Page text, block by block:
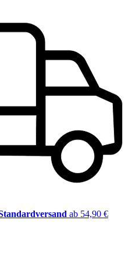
ab 54,90 €